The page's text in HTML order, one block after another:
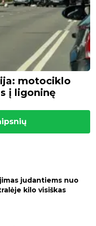
motociklo
į ligoninę
judantiems nuo
kilo visiškas